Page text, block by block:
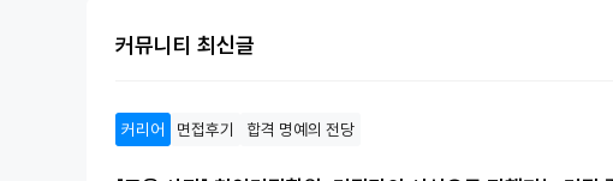
커뮤니티 최신글
커리어 면접후기 합격 명예의 전당